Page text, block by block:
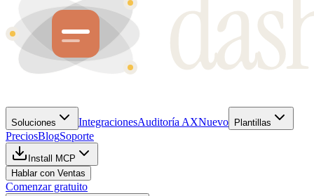
Soluciones IntegracionesAuditoría AXNuevo Plantillas
PreciosBlogSoporte
Install MCP
Hablar con Ventas
Comenzar gratuito